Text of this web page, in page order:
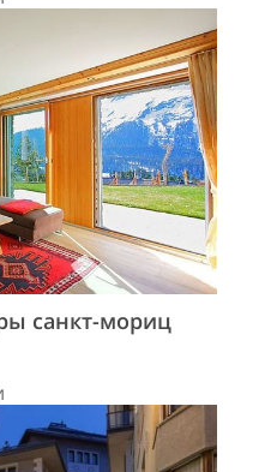
санкт-мориц